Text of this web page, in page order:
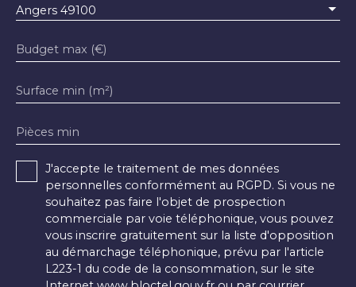
Angers 49100
Budget max (€)
Surface min (m²)
Pièces min
J'accepte le traitement de mes données
personnelles conformément au RGPD. Si vous ne
souhaitez pas faire l'objet de prospection
commerciale par voie téléphonique, vous pouvez
vous inscrire gratuitement sur la liste d'opposition
au démarchage téléphonique, prévu par l'article
L223-1 du code de la consommation, sur le site